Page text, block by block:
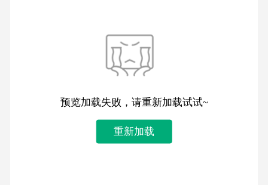
预览加载失败，请重新加载试试~
重新加载